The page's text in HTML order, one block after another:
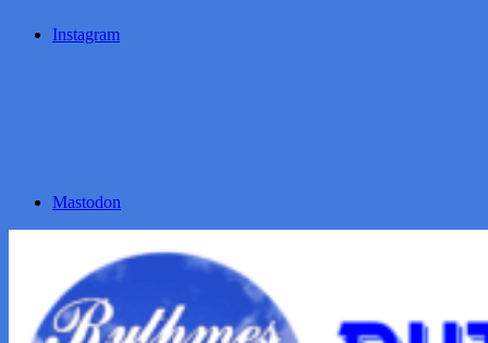
Instagram
Mastodon